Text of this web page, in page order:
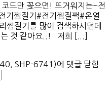
드만 꽂으면! 뜨거워지는~전
기찜질기#전기찜질팩#온열
질기를 많이 검색하시던데
는 것 같아요..! 저희 [...]
SHP-6741)에 댓글 닫힘